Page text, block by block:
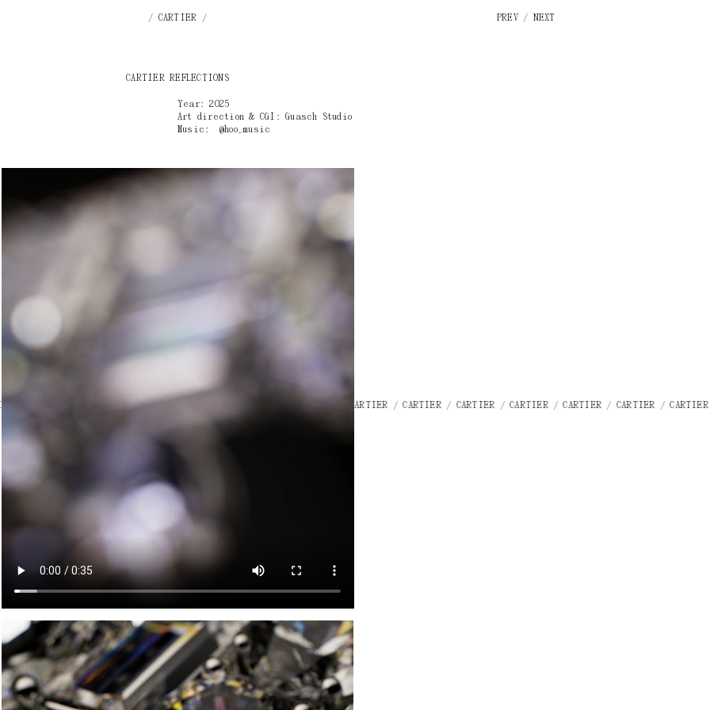
CARTIER PREV / NEXT
CARTIER REFLECTIONS
Year: 2025
Art direction & CGI: Guasch Studio
Music: @hoo_music
/ CARTIER / CARTIER / CARTIER / CARTIER / CARTIER / CARTIER / CARTIER / CARTIER / CARTIER / CARTIER / CARTIER / CARTIER /